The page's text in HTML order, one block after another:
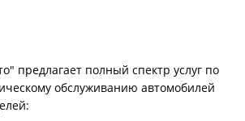
предлагает полный спектр услуг по
обслуживанию автомобилей